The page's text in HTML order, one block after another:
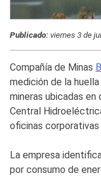
Publicado:viernes 3 de
Compañía de Minas
medición de la
mineras ubicadas en
Central
oficinas corporativas
La empresa
por consumo de